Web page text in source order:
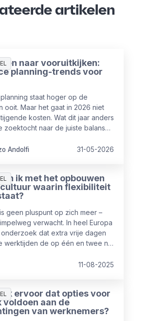
artikelen
naar vooruitkijken:
planning-trends voor
staat hoger op de
ooit. Maar het gaat in 2026 niet
kosten. Wat dit jaar anders
zoektocht naar de juiste balans
Andolfi 31-05-2026
ik met het opbouwen
waarin flexibiliteit
geen pluspunt op zich meer –
verwacht. In heel Europa
onderzoek dat extra vrije dagen
werktijden de op één en twee na
als hoogste prioriteit. Echter
11-08-2025
ik ervoor dat opties voor
voldoen aan de
van werknemers?